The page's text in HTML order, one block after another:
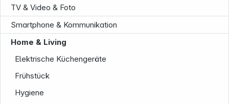
TV & Video & Foto
Smartphone & Kommunikation
Home & Living
Elektrische Küchengeräte
Frühstück
Hygiene